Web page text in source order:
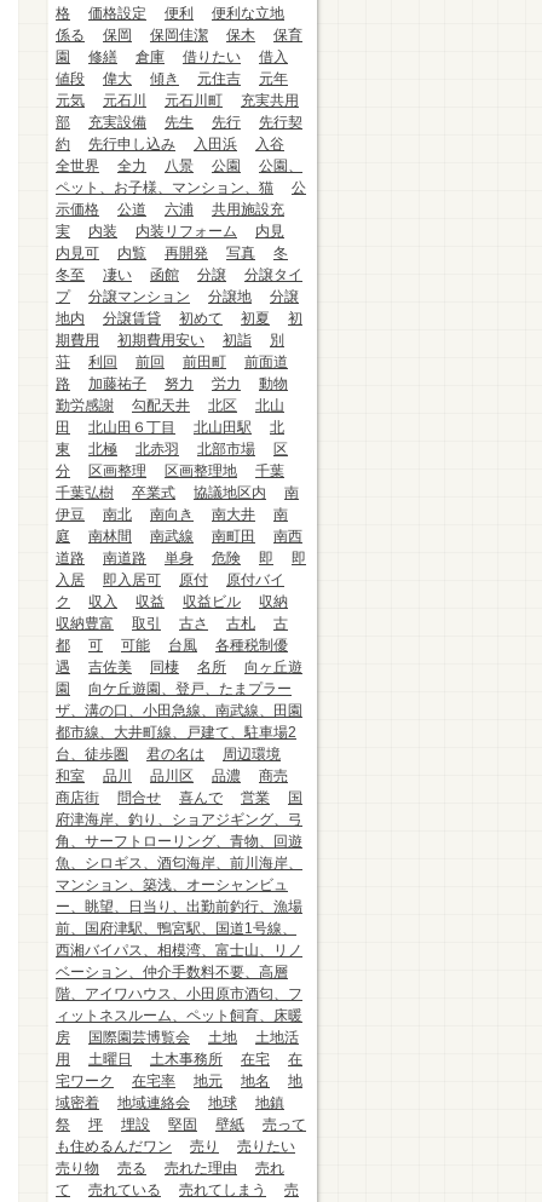
格
価格設定 便利
便利な立地
係る
保岡 保岡佳潔 保木
保育
園
修繕 倉庫 借りたい
借入
値段
偉大 傾き 元住吉
元年
元気
元石川 元石川町
充実共用
部
充実設備 先生 先行
先行契
約
先行申し込み 入田浜
入谷
全世界
全力 八景 公園
公園、
ペット、お子様、マンション、猫
公
示価格
公道 六浦
共用施設充
実
内装 内装リフォーム
内見
内見可
内覧 再開発 写真
冬
冬至
凄い 函館 分譲
分譲タイ
プ
分譲マンション 分譲地
分譲
地内
分譲賃貸 初めて 初夏
初
期費用
初期費用安い 初詣
別
荘
利回 前回 前田町
前面道
路
加藤祐子 努力 労力
動物
勤労感謝
勾配天井 北区
北山
田
北山田６丁目 北山田駅
北
東
北極 北赤羽 北部市場
区
分
区画整理 区画整理地
千葉
千葉弘樹
卒業式 協議地区内
南
伊豆
南北 南向き 南大井
南
庭
南林間 南武線 南町田
南西
道路
南道路 単身 危険 即
即
入居
即入居可 原付
原付バイ
ク
収入 収益 収益ビル
収納
収納豊富
取引 古さ 古札
古
都
可 可能 台風
各種税制優
遇
吉佐美 同棲 名所
向ヶ丘遊
園
向ケ丘遊園、登戸、たまプラー
ザ、溝の口、小田急線、南武線、田園
都市線、大井町線、戸建て、駐車場2
台、徒歩圏
君の名は
周辺環境
和室
品川 品川区 品濃
商売
商店街
問合せ 喜んで 営業
国
府津海岸、釣り、ショアジギング、弓
角、サーフトローリング、青物、回遊
魚、シロギス、酒匂海岸、前川海岸、
マンション、築浅、オーシャンビュ
ー、眺望、日当り、出勤前釣行、漁場
前、国府津駅、鴨宮駅、国道1号線、
西湘バイパス、相模湾、富士山、リノ
ベーション、仲介手数料不要、高層
階、アイワハウス、小田原市酒匂、フ
ィットネスルーム、ペット飼育、床暖
房
国際園芸博覧会 土地
土地活
用
土曜日 土木事務所 在宅
在
宅ワーク
在宅率 地元 地名
地
域密着
地域連絡会 地球
地鎮
祭
坪 埋設 堅固 壁紙
売って
も住めるんだワン
売り
売りたい
売り物
売る 売れた理由
売れ
て
売れている 売れてしまう
売